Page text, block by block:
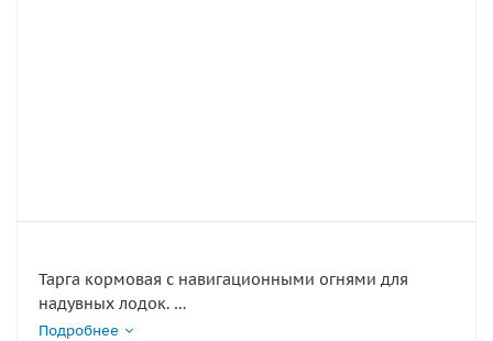
Тарга кормовая с навигационными огнями для
надувных лодок.
Изготовлена из нержавеющей стали.
Подробнее